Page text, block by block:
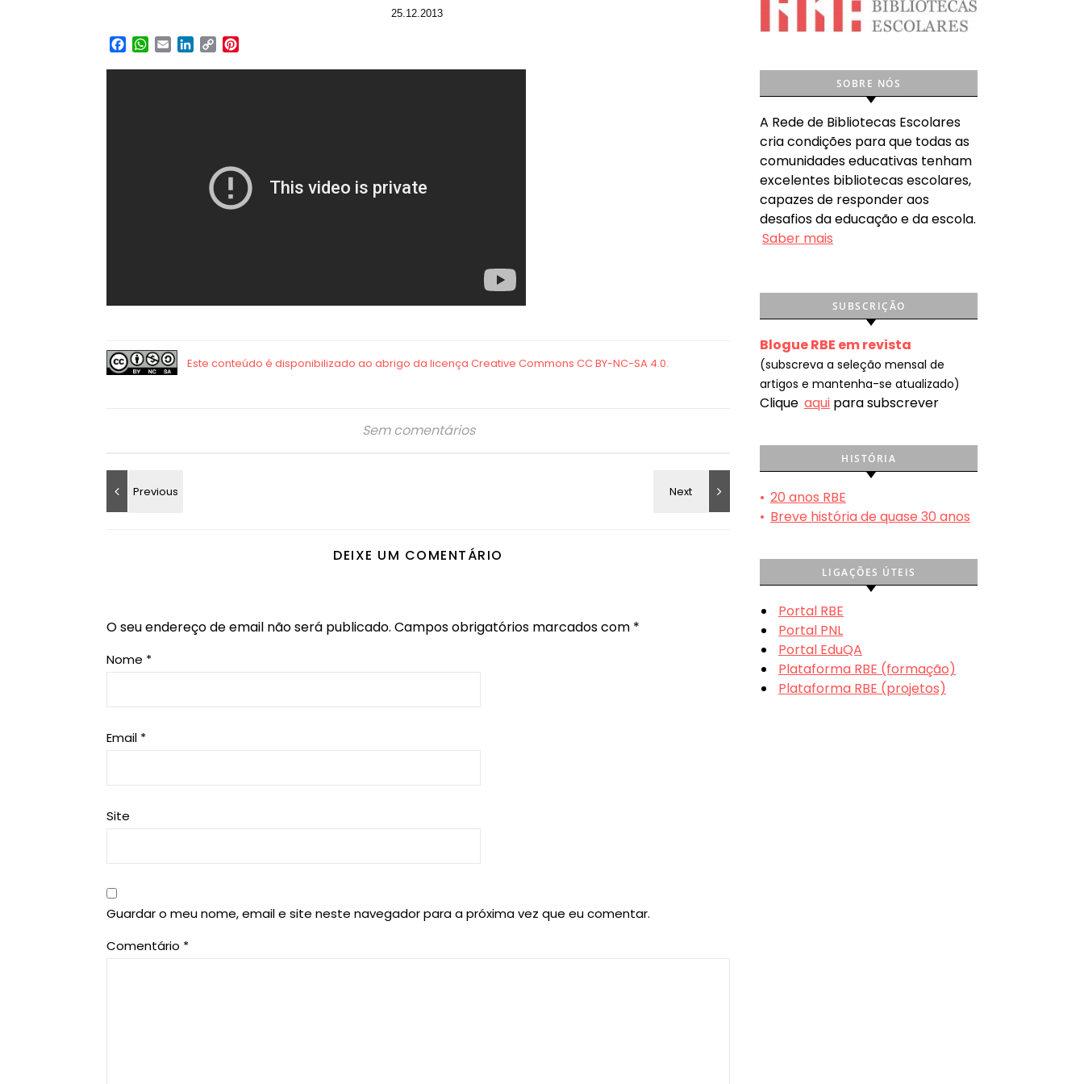
25.12.2013
Facebook
WhatsApp
EmailLinkedIn
Copy
Sem comentários
DEIXE UM COMENTÁRIO
O seu endereço de email não será publicado. Campos obrigatórios marcados com *
Nome *
Email *
Site
Guardar o meu nome, email e site neste navegador para a próxima vez que eu comentar.
Comentário *
SOBRE NÓS
A Rede de Bibliotecas Escolares
cria condições para que todas as
comunidades educativas tenham
excelentes bibliotecas escolares,
capazes de responder aos
desafios da educação e da escola.
Saber mais
SUBSCRIÇÃO
Blogue RBE em revista
(subscreva a seleção mensal de
artigos e mantenha-se atualizado)
Clique aqui para subscrever
HISTÓRIA
• 20 anos RBE
• Breve história de quase 30 anos
LIGAÇÕES ÚTEIS
Portal RBE
Portal PNL
Portal EduQA
Plataforma RBE (formação)
Plataforma RBE (projetos)